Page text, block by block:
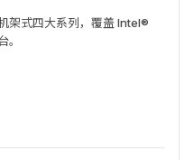
架式四大系列，覆盖 Intel®